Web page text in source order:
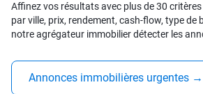
Affinez vos résultats avec plus de 30
par ville, prix, rendement, cash-flow, type de
notre agrégateur immobilier détecter les
Annonces immobilières urgentes →